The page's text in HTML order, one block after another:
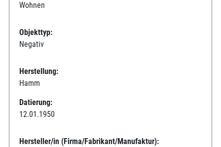
Wohnen
Objekttyp:
Negativ
Herstellung:
Hamm
Datierung:
12.01.1950
Hersteller/in (Firma/Fabrikant/Manufaktur):